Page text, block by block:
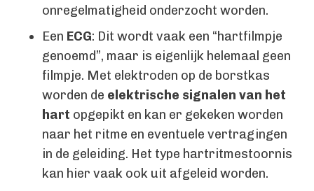
onregelmatigheid onderzocht worden.
Een ECG: Dit wordt vaak een “hartfilmpje
genoemd”, maar is eigenlijk helemaal geen
filmpje. Met elektroden op de borstkas
worden de elektrische signalen van het
hart opgepikt en kan er gekeken worden
naar het ritme en eventuele vertragingen
in de geleiding. Het type hartritmestoornis
kan hier vaak ook uit afgeleid worden.